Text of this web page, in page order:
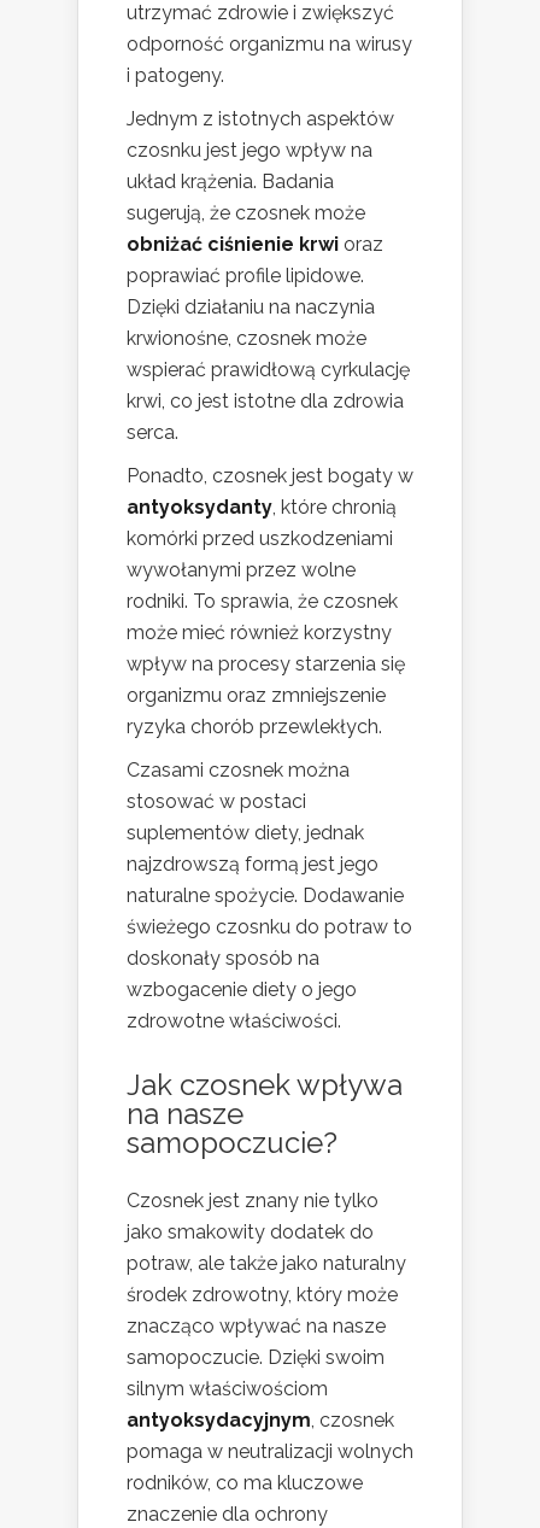
utrzymać zdrowie i zwiększyć
odporność organizmu na wirusy
i patogeny.
Jednym z istotnych aspektów
czosnku jest jego wpływ na
układ krążenia. Badania
sugerują, że czosnek może
obniżać ciśnienie krwi oraz
poprawiać profile lipidowe.
Dzięki działaniu na naczynia
krwionośne, czosnek może
wspierać prawidłową cyrkulację
krwi, co jest istotne dla zdrowia
serca.
Ponadto, czosnek jest bogaty w
antyoksydanty, które chronią
komórki przed uszkodzeniami
wywołanymi przez wolne
rodniki. To sprawia, że czosnek
może mieć również korzystny
wpływ na procesy starzenia się
organizmu oraz zmniejszenie
ryzyka chorób przewlekłych.
Czasami czosnek można
stosować w postaci
suplementów diety, jednak
najzdrowszą formą jest jego
naturalne spożycie. Dodawanie
świeżego czosnku do potraw to
doskonały sposób na
wzbogacenie diety o jego
zdrowotne właściwości.
Jak czosnek wpływa
na nasze
samopoczucie?
Czosnek jest znany nie tylko
jako smakowity dodatek do
potraw, ale także jako naturalny
środek zdrowotny, który może
znacząco wpływać na nasze
samopoczucie. Dzięki swoim
silnym właściwościom
antyoksydacyjnym, czosnek
pomaga w neutralizacji wolnych
rodników, co ma kluczowe
znaczenie dla ochrony